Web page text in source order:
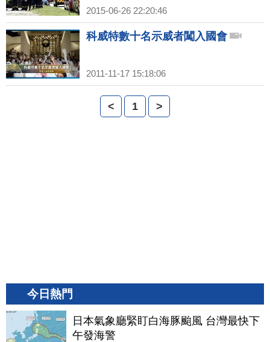
2015-06-26 22:20:46
科威特數十名示威者闖入國會
2011-11-17 15:18:06
< 1 >
今日熱門
日本氣象廳緊盯白海豚颱風 台灣最快下
午發海警